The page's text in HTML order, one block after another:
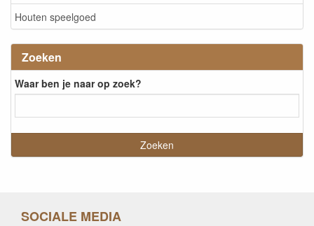
Houten speelgoed
Zoeken
Waar ben je naar op zoek?
SOCIALE MEDIA